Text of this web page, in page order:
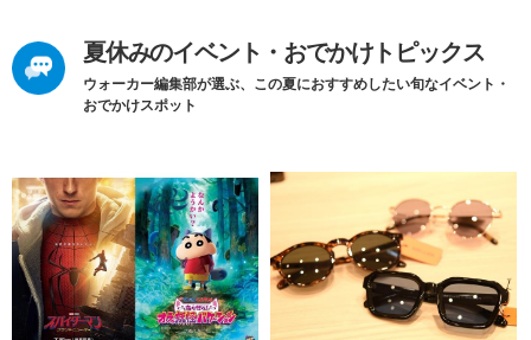
夏休みのイベント・おでかけトピックス
ウォーカー編集部が選ぶ、この夏におすすめしたい旬なイベント・
おでかけスポット